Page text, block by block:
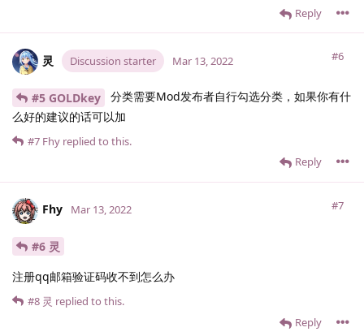
Reply
灵 Discussion starter #6
Mar 13, 2022
#5 GOLDkey
分类需要Mod发布者自行勾选分类，如果你有什
么好的建议的话可以加
Reply
#7 Fhy replied to this.
Fhy #7
Mar 13, 2022
#6 灵
注册qq邮箱验证码收不到怎么办
Reply
#8 灵 replied to this.